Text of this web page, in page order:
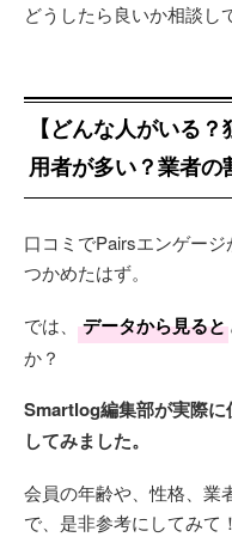
どうしたら良いか相談し
【どんな人がいる
用者が多い？業者の
口コミでPairsエンゲー
つかめたはず。
では、 データから見ると
か？
Smartlog編集部が実際
してみました。
会員の年齢や、性格、業
で、是非参考にしてみて！